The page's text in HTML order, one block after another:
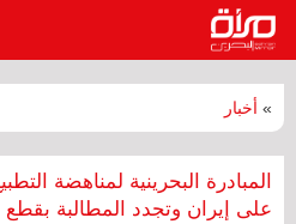
» أخبار
المبادرة البحرينية لمناهضة
على إيران وتجدد المطالبة بقطع